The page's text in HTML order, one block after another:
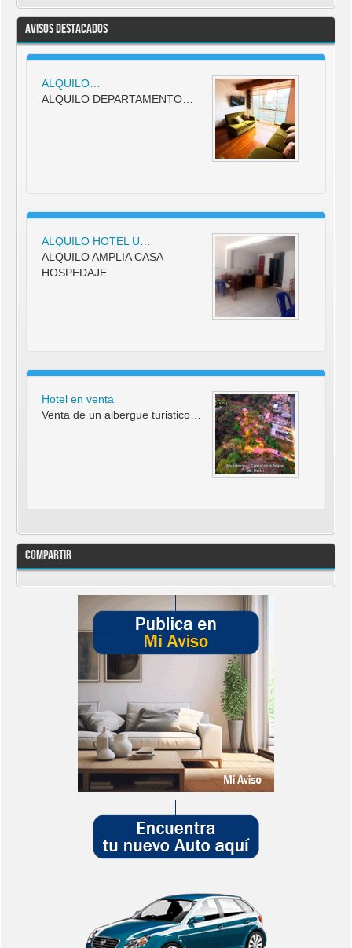
Avisos Destacados
ALQUILO…
ALQUILO DEPARTAMENTO…
ALQUILO HOTEL U…
ALQUILO AMPLIA CASA
HOSPEDAJE…
Hotel en venta
Venta de un albergue turistico…
Compartir